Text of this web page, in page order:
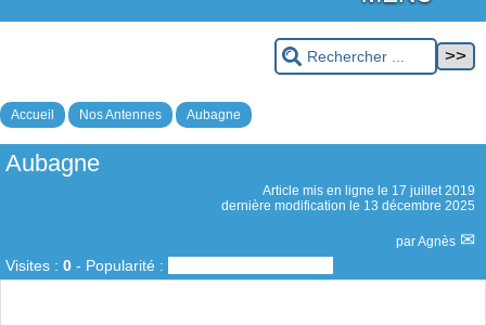
Accueil Nos Antennes Aubagne
Aubagne
Article mis en ligne le 17 juillet 2019
dernière modification le 13 décembre 2025
parAgnès
Visites : 0 - Popularité :